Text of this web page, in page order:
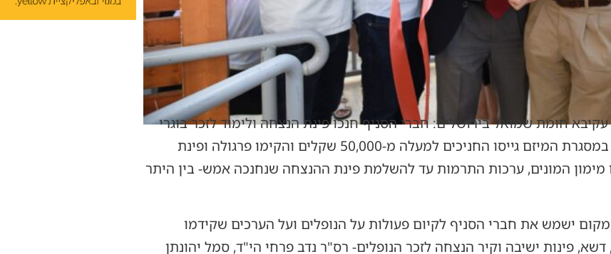
חומת שמואל בירושלים: חברי הסניף חנכו פינת הנצחה ולימוד לזכר בוגרי
הסניף שנפלו במלחמת חרבות ברזל. במסגרת המיזם גייסו החניכים למעלה מ-50,000 שקלים והקימו פרגולה ופינת
מימון המונים, ערכות התרמות עד להשלמת פינת ההנצחה שנחנכה אמש- בין היתר
ישמש את חברי הסניף לקיום פעולות על הנופלים ועל הערכים שקידמו
פינות ישיבה וקיר הנצחה לזכר הנופלים- רס"ר נדב פרחי הי"ד, סמל יהונתן